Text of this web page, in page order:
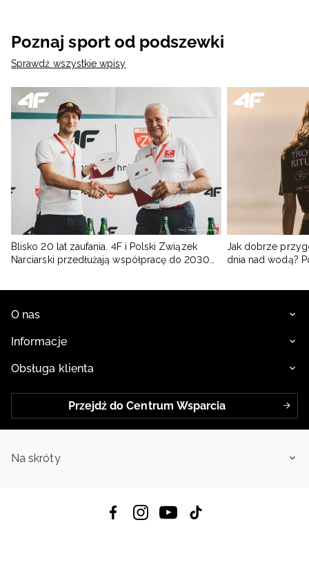
Poznaj sport od podszewki
Sprawdź wszystkie wpisy
Blisko 20 lat zaufania. 4F i Polski Związek
Narciarski przedłużają współpracę do 2030
Jak dobrze
dnia nad wodą?
O nas
Informacje
Obsługa klienta
Przejdź do Centrum Wsparcia
Na skróty